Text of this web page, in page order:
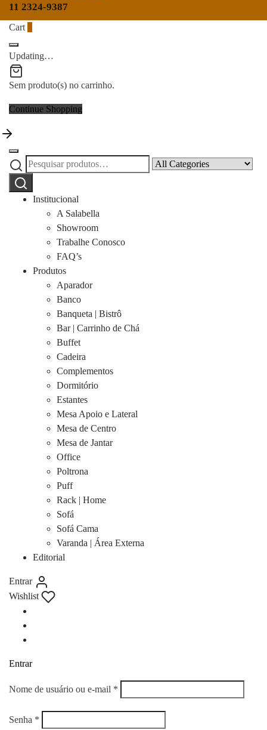
11 2324-9387
Cart
Updating…
Sem produto(s) no carrinho.
Continue Shopping
Pesquisar
por:
Narrow
Pesquisar
Institucional
A Salabella
Showroom
Trabalhe Conosco
FAQ’s
Produtos
Aparador
Banco
Banqueta | Bistrô
Bar | Carrinho de Chá
Buffet
Cadeira
Complementos
Dormitório
Estantes
Mesa Apoio e Lateral
Mesa de Centro
Mesa de Jantar
Office
Poltrona
Puff
Rack | Home
Sofá
Sofá Cama
Varanda | Área Externa
Editorial
Entrar
Wishlist
Entrar
Nome de usuário ou e-mail *
Senha *